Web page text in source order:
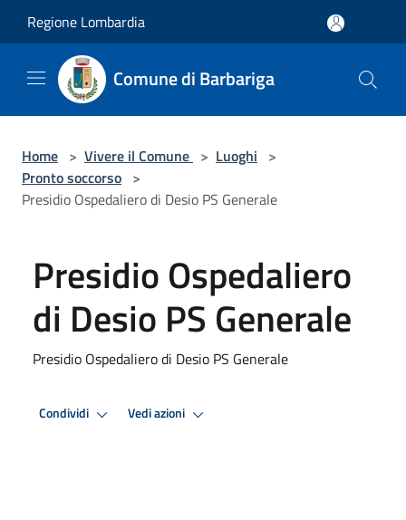
Regione Lombardia
Comune di Barbariga
Home > Vivere il Comune > Luoghi >
Pronto soccorso >
Presidio Ospedaliero di Desio PS Generale
Presidio Ospedaliero
di Desio PS Generale
Presidio Ospedaliero di Desio PS Generale
Condividi Vedi azioni